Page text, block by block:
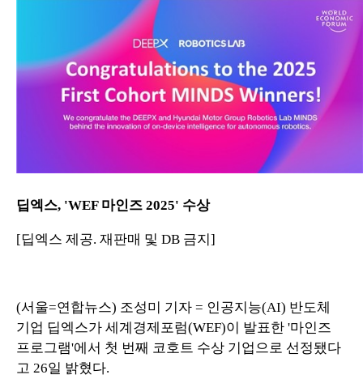
딥엑스, 'WEF 마인즈 2025' 수상
[딥엑스 제공. 재판매 및 DB 금지]
(서울=연합뉴스) 조성미 기자 = 인공지능(AI) 반도체
기업 딥엑스가 세계경제포럼(WEF)이 발표한 '마인즈
프로그램'에서 첫 번째 코호트 수상 기업으로 선정됐다
고 26일 밝혔다.